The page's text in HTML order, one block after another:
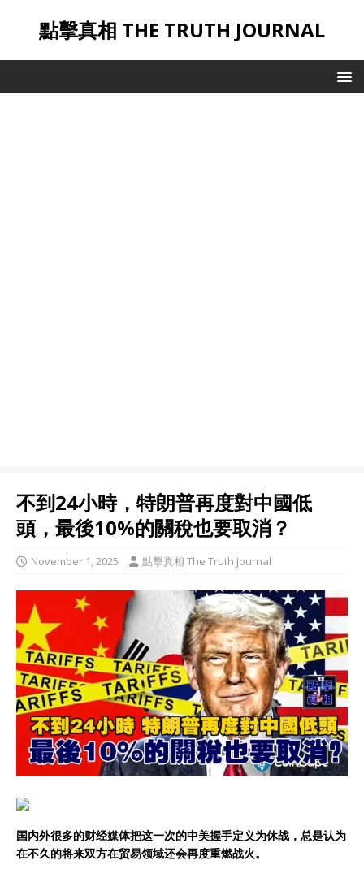
點擊真相 THE TRUTH JOURNAL
不到24小時，特朗普再度對中國低
頭，最後10%的關稅也要取消？
November 1, 2025 點擊真相 The Truth Journal
国内外很多的财经媒体把这一次的中美握手定义为休战，总是认为
在不久的将来双方在贸易领域还会再度重燃战火。